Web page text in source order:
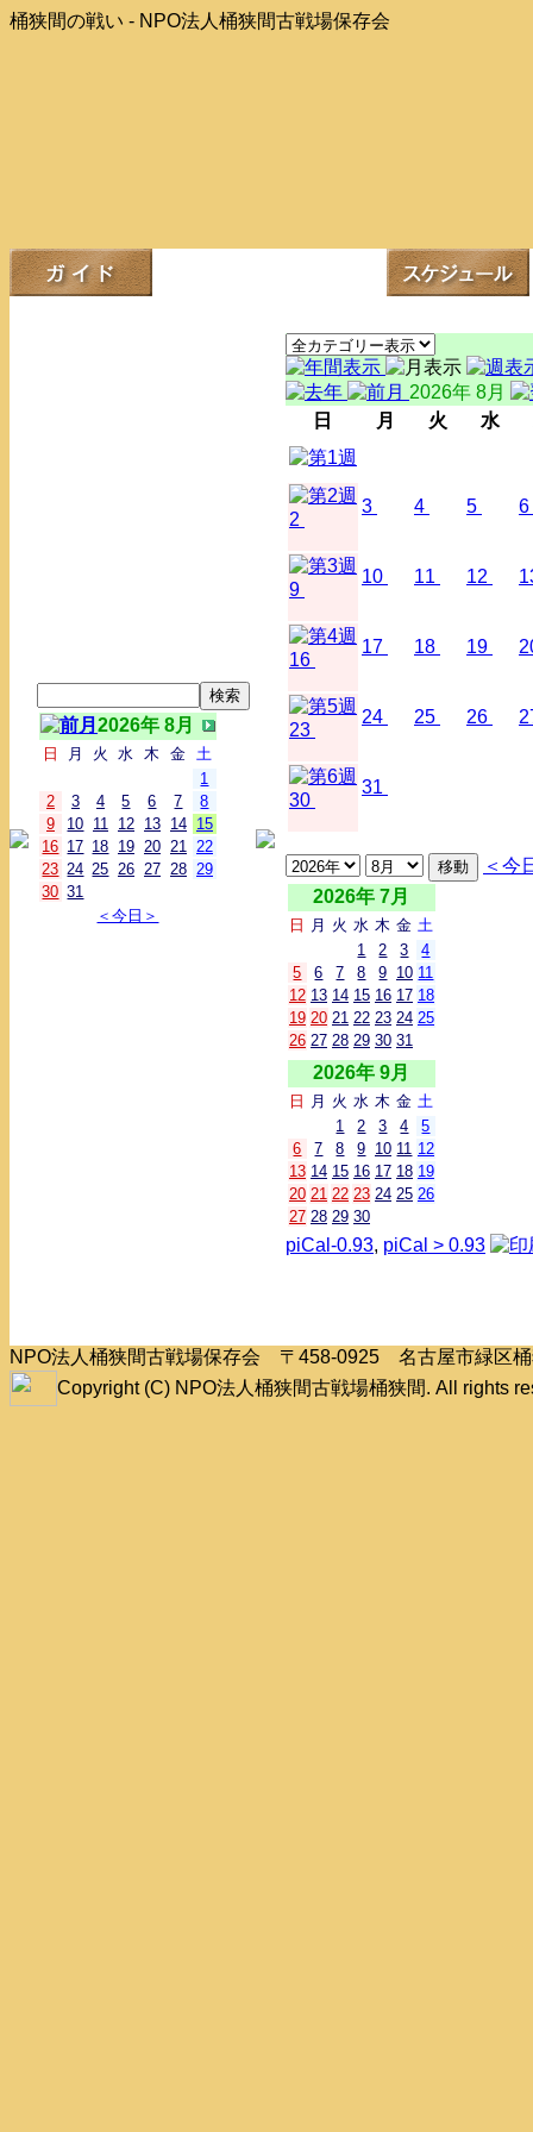
桶狭間の戦い - NPO法人桶狭間古戦場保存会
2026年 8月
日 月 火 水 木 金
土
1
2
3 4 5 6 7
8
9
10 11 12 13 14 15
16 17 18 19 20 21 22
23 24 25 26 27 28 29
30 31
＜今日＞
2026年 8月
日
月 火 水
2
3 4 5 6
9
10 11 12
16
17 18 19
23
24 25 26
30
31
＜今
2026年 7月
日 月 火 水 木 金 土
1
2 3
4
5
6 7 8 9 10 11
12 13 14 15 16 17 18
19 20 21 22 23 24 25
26 27 28 29 30 31
2026年 9月
日 月 火 水 木 金 土
1
2 3 4
5
6
7 8 9 10 11 12
13 14 15 16 17 18 19
20 21 22 23 24 25 26
27 28 29 30
piCal-0.93, piCal > 0.93
NPO法人桶狭間古戦場保存会 〒458-0925 名古屋市緑区
Copyright (C) NPO法人桶狭間古戦場桶狭間. All rights